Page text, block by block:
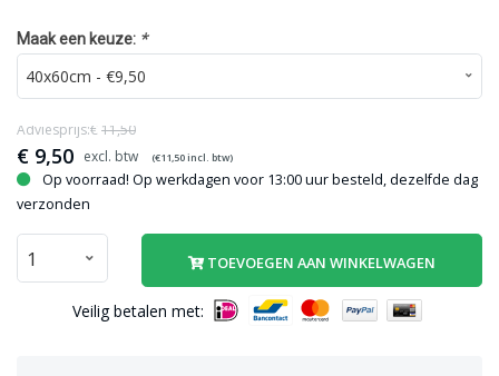
Maak een keuze: *
€ 9,50 (€11,50incl. btw)
Adviesprijs:€ 11,50
Op voorraad! Op werkdagen voor 13:00 uur besteld, dezelfde dag
verzonden
TOEVOEGEN AAN WINKELWAGEN
Veilig betalen met: